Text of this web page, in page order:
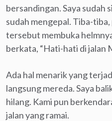
bersandingan. Saya sudah
sudah mengepal. Tiba-
tersebut membuka
berkata, “Hati-hati di jalan
Ada hal menarik yang
langsung mereda. Saya
hilang. Kami pun
jalan yang ramai.